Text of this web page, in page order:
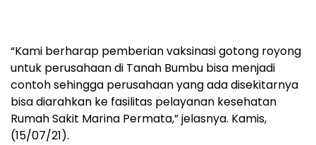
“Kami berharap pemberian vaksinasi gotong royong
untuk perusahaan di Tanah Bumbu bisa menjadi
contoh sehingga perusahaan yang ada disekitarnya
bisa diarahkan ke fasilitas pelayanan kesehatan
Rumah Sakit Marina Permata,” jelasnya. Kamis,
(15/07/21).